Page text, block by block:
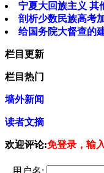
宁夏大回族主义 其
剖析少数民族高考
给国务院大督查的
栏目更新
栏目热门
墙外新闻
读者文摘
欢迎评论:免登录，输